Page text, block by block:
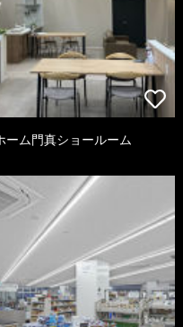
ーム門真ショールーム